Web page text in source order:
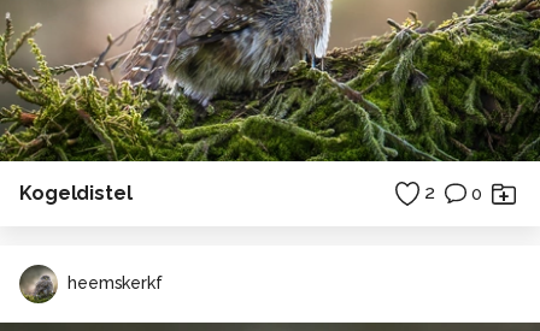
Kogeldistel 2 0
heemskerkf